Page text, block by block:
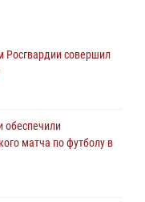
провели турнир по
Росгвардии совершил
обеспечили
матча по футболу в